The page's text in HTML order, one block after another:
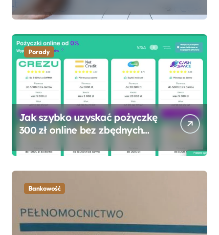
Porady
Jak szybko uzyskać pożyczkę
300 zł online bez zbędnych
Bankowość